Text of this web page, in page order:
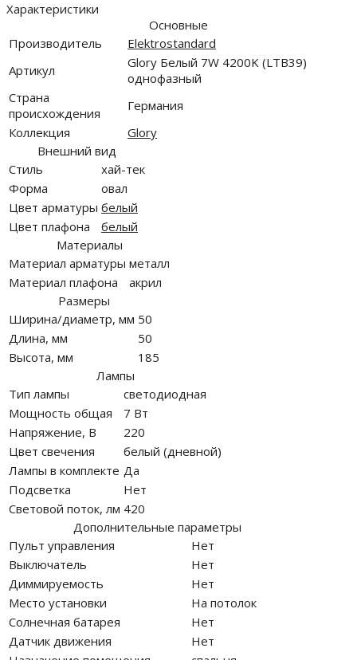
Характеристики
Основные
Производитель
Elektrostandard
Артикул
Glory Белый 7W 4200K (LTB39)
однофазный
Страна
происхождения
Германия
Коллекция
Glory
Внешний вид
Стиль
хай-тек
Форма
овал
Цвет арматуры белый
Цвет плафона
белый
Материалы
Материал арматуры металл
Материал плафона
акрил
Размеры
Ширина/диаметр, мм 50
Длина, мм
50
Высота, мм
185
Лампы
Тип лампы
светодиодная
Мощность общая
7 Вт
Напряжение, В
220
Цвет свечения
белый (дневной)
Лампы в комплекте Да
Подсветка
Нет
Световой поток, лм 420
Дополнительные параметры
Пульт управления
Нет
Выключатель
Нет
Диммируемость
Нет
Место установки
На потолок
Солнечная батарея
Нет
Датчик движения
Нет